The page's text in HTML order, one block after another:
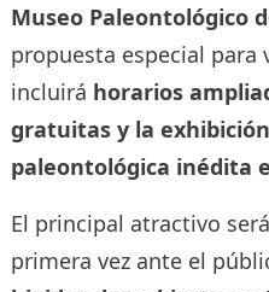
Museo Paleontológico
propuesta especial para
incluirá horarios
gratuitas y la
paleontológica inédita
El principal atractivo
primera vez ante el